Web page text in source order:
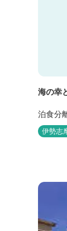
海の幸
泊食分
伊勢志